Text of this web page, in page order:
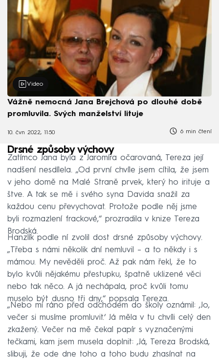
Video
Vážně nemocná Jana Brejchová po dlouhé době
promluvila. Svých manželství lituje
10. čvn 2022, 11:50 6 min čtení
Drsné způsoby výchovy
Zatímco Jana byla z Jaromíra očarovaná, Tereza její
nadšení nesdílela. „Od první chvíle jsem cítila, že jsem
v jeho domě na Malé Straně prvek, který ho irituje a
štve. A tak se mě i svého syna Davida snažil za
každou cenu převychovat. Protože podle něj jsme
byli rozmazlení frackové,“ prozradila v knize Tereza
Brodská.
Hanzlík podle ní zvolil dost drsné způsoby výchovy.
„Třeba s námi několik dní nemluvil – a to někdy i s
mámou. My nevěděli proč. Až pak nám řekl, že to
bylo kvůli nějakému přestupku, špatně uklizené věci
nebo tak něco. A já nechápala, proč kvůli tomu
muselo být dusno tři dny,“ popsala Tereza.
„Nebo mi ráno před odchodem do školy oznámil: ‚Jo,
večer si musíme promluvit.‘ Já měla v tu chvíli celý den
zkažený. Večer na mě čekal papír s vyznačenými
tečkami, kam jsem musela doplnit: ‚Já, Tereza Brodská,
slibuji, že ode dne toho a toho budu zhasínat na